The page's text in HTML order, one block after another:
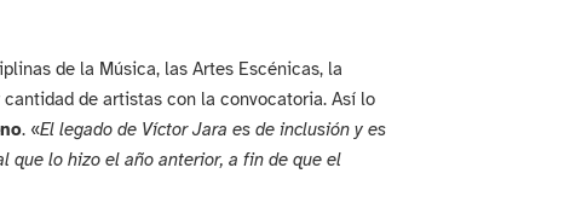
de la Música, las Artes Escénicas, la
de artistas con la convocatoria. Así lo
. «El legado de Víctor Jara es de inclusión y es
que lo hizo el año anterior, a fin de que el